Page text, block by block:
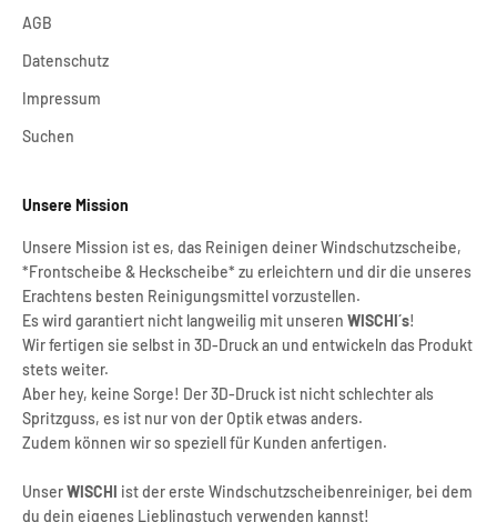
AGB
Datenschutz
Impressum
Suchen
Unsere Mission
Unsere Mission ist es, das Reinigen deiner Windschutzscheibe,
*Frontscheibe & Heckscheibe* zu erleichtern und dir die unseres
Erachtens besten Reinigungsmittel vorzustellen.
Es wird garantiert nicht langweilig mit unseren WISCHI´s!
Wir fertigen sie selbst in 3D-Druck an und entwickeln das Produkt
stets weiter.
Aber hey, keine Sorge! Der 3D-Druck ist nicht schlechter als
Spritzguss, es ist nur von der Optik etwas anders.
Zudem können wir so speziell für Kunden anfertigen.
UnserWISCHI ist der erste Windschutzscheibenreiniger, bei dem
du dein eigenes Lieblingstuch verwenden kannst!